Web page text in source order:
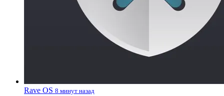
Rave OS 8 минут назад